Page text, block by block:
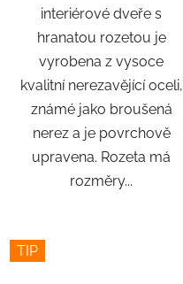
interiérové ​​dveře s
hranatou rozetou je
vyrobena z vysoce
kvalitní nerezavějící oceli,
známé jako broušená
nerez a je povrchově
upravena. Rozeta má
rozměry...
TIP